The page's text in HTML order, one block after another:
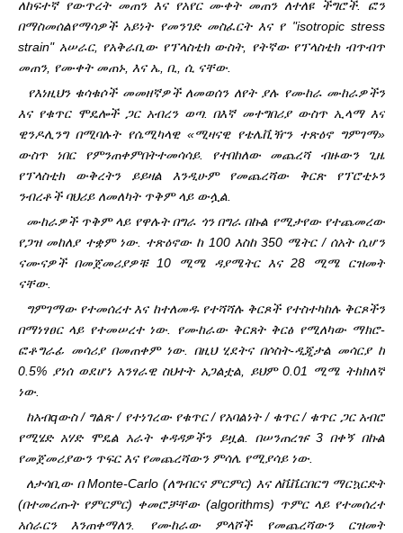
ለከፍተኛ የውጥረት መጠን እና የአየር ሙቀት መጠን ለተለዩ ችግሮች. ፎን
በማስመሰልየማሳዎች አይነት የመንገድ መስፈርት እና የ "isotropic stress
strain" አሠራር, የአቅራቢው የፕላስቲክ ውስት, የትኛው የፕላስቲክ ብጥብጥ
መጠን, የሙቀት መጠኑ, እና ኤ, ቢ, ሲ ናቸው.
የእነዚህን ቁሳቁሶች መመዘኛዎች ለመወሰን ለየት ያሉ የሙከራ ሙከራዎችን
እና የቁጥር ሞዴሎች ጋር አብረን ወጣ. በእኛ መተግበሪያ ውስጥ ኢላማ እና
ዊንዶሊንግ በሚባሉት የሴሚካላዊ «ሚዛናዊ የቴሌቪዥን ተጽዕኖ ግምገማ»
ውስጥ ነበር የምንጠቀምበትተመሳሳይ. የተበከለው መጨረሻ ብዙውን ጊዜ
የፕላስቲክ ውቅረትን ይይዛል እንዲሁም የመጨረሻው ቅርጽ የፕሮቲኑን
ንብረቶች ባህሪይ ለመለካት ጥቅም ላይ ውሏል.
ሙከራዎች ጥቅም ላይ የዋሉት በግራ ጎን በግራ በኩል የሚታየው የተጨመረው
የጋዝ መከለያ ተቋም ነው. ተጽዕኖው ከ 100 እስከ 350 ሜትር / ሰአት ሲሆን
ናሙናዎች በመጀመሪያዎቹ 10 ሚሜ ዳያሜትር እና 28 ሚሜ ርዝመት
ናቸው.
ግምገማው የተመሰረተ እና ከተለመዱ የተሻሻሉ ቅርጾች የተስተካከሉ ቅርጾችን
በማነፃፀር ላይ የተመሠረተ ነው. የሙከራው ቅርጸት ቅርፅ የሚለካው ማክሮ-
ፎቶግራፊ መሳሪያ በመጠቀም ነው. በዚህ ሂደትና በሶስት-ዲጂታል መሳርያ ከ
0.5% ያነሰ ወደሆነ አንፃራዊ ስህተት አጋልቷል, ይህም 0.01 ሚሜ ትክክለኛ
ነው.
ከአብqውስ / ግልጽ / የተነገረው የቁጥር / የአባልነት / ቁጥር / ቁጥር ጋር አብሮ
የሚሄድ አሃድ ሞዴል አራት ቀዳዳዎችን ይዟል. በሠንጠረዡ 3 በቀኝ በኩል
የመጀመሪያውን ጥፍር እና የመጨረሻውን ምሳሌ የሚያሳይ ነው.
ለታሳቢው በ Monte-Carlo (ለግብርና ምርምር) እና ለቬቬርበርግ ማርኳርድት
(በተመረጡት የምርምር) ቀመሮቻቸው (algorithms) ጥምር ላይ የተመሰረተ
አሰራርን እንጠቀማለን. የሙከራው ምላሾች የመጨረሻውን ርዝመት